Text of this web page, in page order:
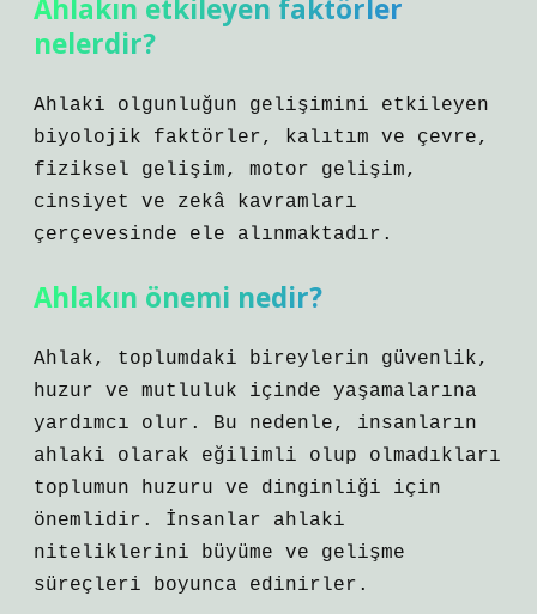
Ahlakın etkileyen faktörler
nelerdir?
Ahlaki olgunluğun gelişimini etkileyen
biyolojik faktörler, kalıtım ve çevre,
fiziksel gelişim, motor gelişim,
cinsiyet ve zekâ kavramları
çerçevesinde ele alınmaktadır.
Ahlakın önemi nedir?
Ahlak, toplumdaki bireylerin güvenlik,
huzur ve mutluluk içinde yaşamalarına
yardımcı olur. Bu nedenle, insanların
ahlaki olarak eğilimli olup olmadıkları
toplumun huzuru ve dinginliği için
önemlidir. İnsanlar ahlaki
niteliklerini büyüme ve gelişme
süreçleri boyunca edinirler.